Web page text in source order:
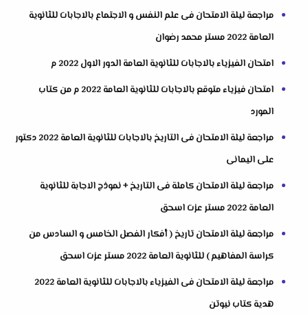
مراجعة ليلة الامتحان فى علم النفس و الاجتماع بالاجابات للثانوية
العامة 2022 مستر محمد رضوان
امتحان الفيزياء بالاجابات للثانوية العامة الدور الاول 2022 م
امتحان فيزياء متوقع بالاجابات للثانوية العامة 2022 م من كتاب
المورد
مراجعة ليلة الامتحان فى التاريخ بالاجابات للثانوية العامة 2022 دكتور
على اليمانى
مراجعة ليلة الامتحان كاملة فى التاريخ + نموذج الاجابة للثانوية
العامة 2022 مستر عزت اسحق
مراجعة ليلة الامتحان تاريخ ( أفكار الفصل الخامس و السادس من
كراسة المفاهيم ) للثانوية العامة 2022 مستر عزت اسحق
مراجعة ليلة الامتحان فى الفيزياء بالاجابات للثانوية العامة 2022
هدية كتاب نيوتن